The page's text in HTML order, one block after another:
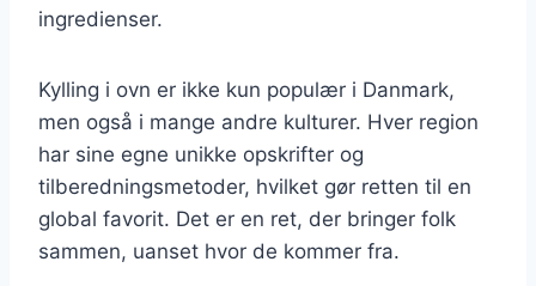
ingredienser.
Kylling i ovn er ikke kun populær i Danmark,
men også i mange andre kulturer. Hver region
har sine egne unikke opskrifter og
tilberedningsmetoder, hvilket gør retten til en
global favorit. Det er en ret, der bringer folk
sammen, uanset hvor de kommer fra.